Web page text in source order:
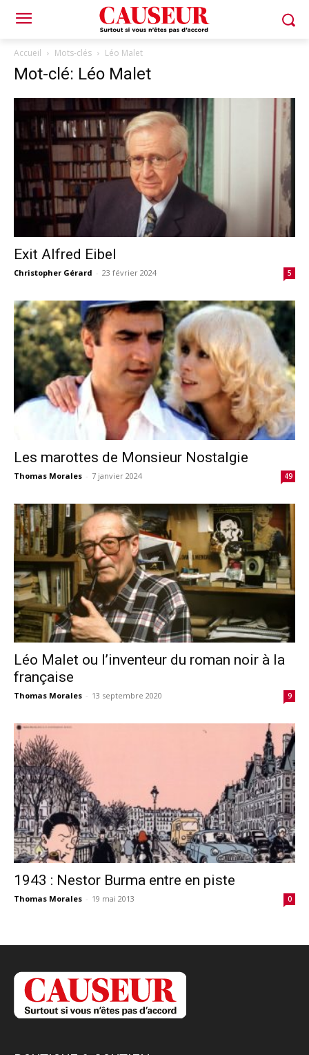
Accueil Mots-clés Léo Malet
Mot-clé: Léo Malet
Exit Alfred Eibel
Christopher Gérard - 23 février 2024 5
Les marottes de Monsieur Nostalgie
Thomas Morales - 7 janvier 2024 49
Léo Malet ou l’inventeur du roman noir à la
française
Thomas Morales - 13 septembre 2020 9
1943 : Nestor Burma entre en piste
Thomas Morales - 19 mai 2013 0